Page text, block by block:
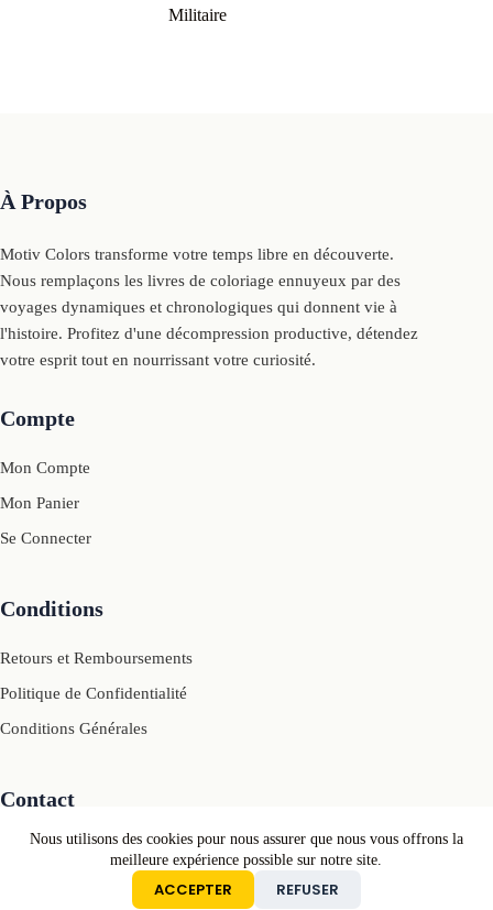
Nous utilisons des cookies pour nous assurer que nous vous offrons la
meilleure expérience possible sur notre site.
ACCEPTER REFUSER
Militaire
À Propos
Motiv Colors transforme votre temps libre en découverte.
Nous remplaçons les livres de coloriage ennuyeux par des
voyages dynamiques et chronologiques qui donnent vie à
l'histoire. Profitez d'une décompression productive, détendez
votre esprit tout en nourrissant votre curiosité.
Compte
Mon Compte
Mon Panier
Se Connecter
Conditions
Retours et Remboursements
Politique de Confidentialité
Conditions Générales
Contact
Mail: contact[@]motivcolors.com